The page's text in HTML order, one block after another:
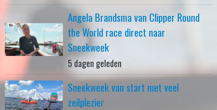
Angela Brandsma van Clipper Round
the World race direct naar
Sneekweek
5 dagen geleden
Sneekweek van start met veel
zeilplezier